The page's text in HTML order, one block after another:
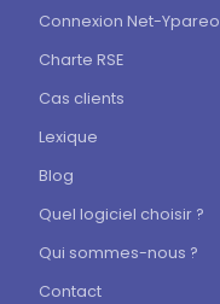
Connexion Net-Ypareo
Charte RSE
Cas clients
Lexique
Blog
Quel logiciel choisir ?
Qui sommes-nous ?
Contact